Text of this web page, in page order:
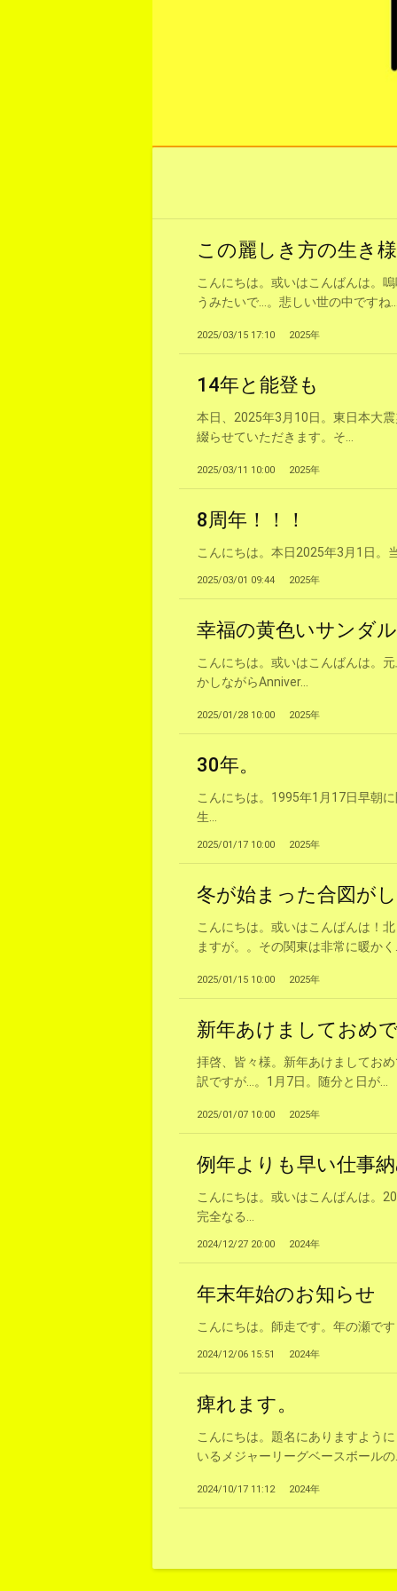
この麗しき方の生き様
こんにちは。或いはこんばんは。
うみたいで…。悲しい世の中ですね
2025/03/15 17:10 2025年
14年と能登も
本日、2025年3月10日。東日本大
綴らせていただきます。そ...
2025/03/11 10:00 2025年
8周年！！！
こんにちは。本日2025年3月1日。
2025/03/01 09:44 2025年
幸福の黄色いサンダ
こんにちは。或いはこんばんは。
かしながらAnniver...
2025/01/28 10:00 2025年
30年。
こんにちは。1995年1月17日早朝
生...
2025/01/17 10:00 2025年
冬が始まった合図が
こんにちは。或いはこんばんは！
ますが。。その関東は非常に暖かく
2025/01/15 10:00 2025年
新年あけましておめ
拝啓、皆々様。新年あけましてお
訳ですが…。1月7日。随分と日が...
2025/01/07 10:00 2025年
例年よりも早い仕事
こんにちは。或いはこんばんは。
完全なる...
2024/12/27 20:00 2024年
年末年始のお知らせ
こんにちは。師走です。年の瀬で
2024/12/06 15:51 2024年
痺れます。
こんにちは。題名にありますよう
いるメジャーリーグベースボールの
2024/10/17 11:12 2024年